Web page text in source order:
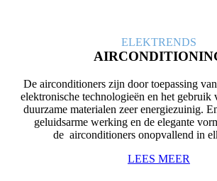
ELEKTRENDS
De airconditioners zijn door toepassing
elektronische technologieën en het gebruik
duurzame materialen zeer energiezuinig.
geluidsarme werking en de elegante
de airconditioners onopvallend in
LEES MEER